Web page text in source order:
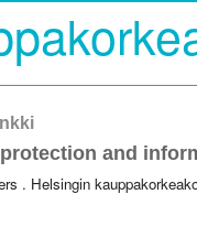
and
. Helsingin